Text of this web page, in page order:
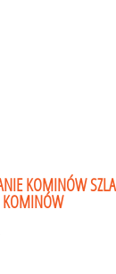
KOMINÓW
KOMINÓW